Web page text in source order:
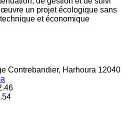
un projet écologique sans
et économique
Contrebandier, Harhoura 12040